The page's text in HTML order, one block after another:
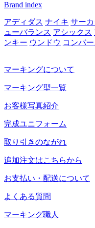
Brand index
アディダス ナイキ サー
ューバランス アシックス
ンキー ウンドウ コンバー
マーキングについて
マーキング型一覧
お客様写真紹介
完成ユニフォーム
取り引きのながれ
追加注文はこちらから
お支払い・配送について
よくある質問
マーキング職人